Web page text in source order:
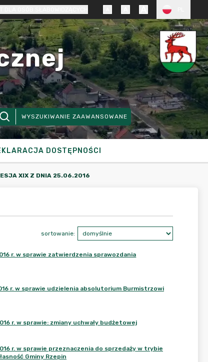
WYSZUKIWANIE ZAAWANSOWANE
DOSTĘPNOŚCI
XIX Z DNIA 25.06.2016
sortowanie:
r. w sprawie zatwierdzenia sprawozdania
r. w sprawie udzielenia absolutorium Burmistrzowi
r. w sprawie: zmiany uchwały budżetowej
r. w sprawie przeznaczenia do sprzedaży w trybie
Gminy Rzepin